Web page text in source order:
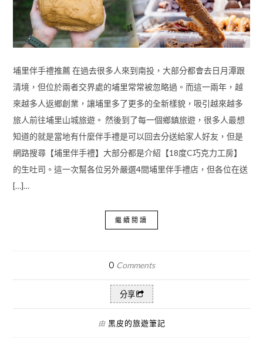
埔里伴手禮推薦 在過去很多人來到南投，大部分都會去日月潭跟
清境，但位於兩者交界處的埔里常常被忽略過。而這一兩年，越
來越多人返鄉創業，讓埔里多了更多的全新樣貌，吸引越來越多
旅人前往埔里山城旅遊。 然後到了每一個鄉鎮旅遊，很多人最想
知道的就是當地有什麼伴手禮是可以回去分送給家人好友，但是
網路搜尋【埔里伴手禮】大部分都是介紹【18度C巧克力工房】
的生吐司。這一次幫各位另外嚴選4間埔里伴手禮店，但各位在送
[…]…
繼續閱讀
0 Comments
分享
由 黑皮的旅遊筆記